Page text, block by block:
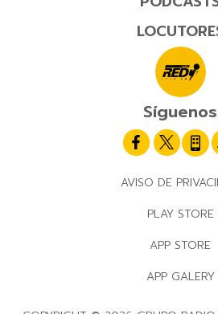
Síguenos
AVISO DE
PLAY STORE
APP STORE
APP GALERY